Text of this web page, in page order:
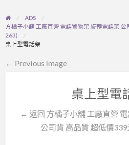
ADS
方橘子小舖 工廠直營 電話置物架 旋轉電話架
263)
桌上型電話架
← Previous Image
桌上型電
← 返回 方橘子小舖 工廠直營
公司貨 高品質 超低價